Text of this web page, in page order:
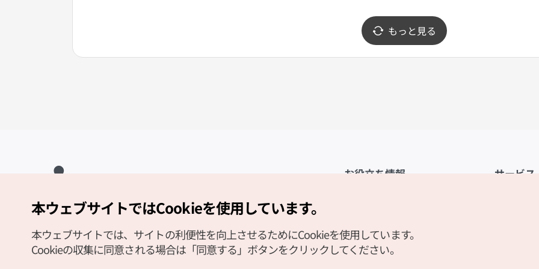
もっと見る
お役立ち情報
観光資料ダウンロード
デジタルブック／電子書籍
サービス
Copyright (c) Korea Tourism Organization All Rights Reserved.
サイトエラー報告
公式メール
本ウェブサイトではCookieを使用しています。
本ウェブサイトでは、サイトの利便性を向上させるためにCookieを使用しています。
Cookieの収集に同意される場合は「同意する」ボタンをクリックしてください。